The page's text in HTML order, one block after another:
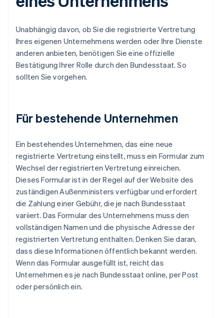
Unabhängig davon, ob Sie die registrierte Vertretung
Ihres eigenen Unternehmens werden oder Ihre Dienste
anderen anbieten, benötigen Sie eine offizielle
Bestätigung Ihrer Rolle durch den Bundesstaat. So
sollten Sie vorgehen.
Für bestehende Unternehmen
Ein bestehendes Unternehmen, das eine neue
registrierte Vertretung einstellt, muss ein Formular zum
Wechsel der registrierten Vertretung einreichen.
Dieses Formular ist in der Regel auf der Website des
zuständigen Außenministers verfügbar und erfordert
die Zahlung einer Gebühr, die je nach Bundesstaat
variiert. Das Formular des Unternehmens muss den
vollständigen Namen und die physische Adresse der
registrierten Vertretung enthalten. Denken Sie daran,
dass diese Informationen öffentlich bekannt werden.
Wenn das Formular ausgefüllt ist, reicht das
Unternehmen es je nach Bundesstaat online, per Post
oder persönlich ein.